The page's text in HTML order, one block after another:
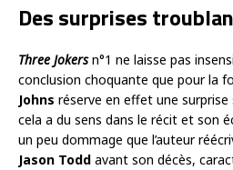
Des surprises
Three Jokersn°1 ne laisse pas
conclusion choquante que pour la
Johns réserve en effet une surprise
cela a du sens dans le récit et son
un peu dommage que l’auteur
Jason Todd avant son décès,